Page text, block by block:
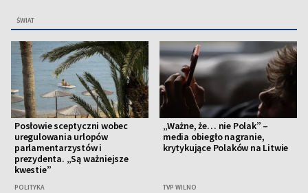
ŚWIAT
Posłowie sceptyczni wobec
uregulowania urlopów
parlamentarzystów i
prezydenta. „Są ważniejsze
kwestie”
POLITYKA
„Ważne, że… nie Polak” –
media obiegło nagranie,
krytykujące Polaków na Litwie
TVP WILNO